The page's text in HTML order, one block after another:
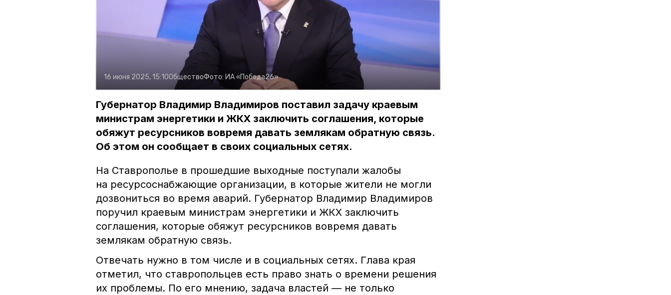
16 июня 2025, 15:10ОбществоФото: ИА «Победа26»
Губернатор Владимир Владимиров поставил задачу краевым
министрам энергетики и ЖКХ заключить соглашения, которые
обяжут ресурсников вовремя давать землякам обратную связь.
Об этом он сообщает в своих социальных сетях.
На Ставрополье в прошедшие выходные поступали жалобы
на ресурсоснабжающие организации, в которые жители не могли
дозвониться во время аварий. Губернатор Владимир Владимиров
поручил краевым министрам энергетики и ЖКХ заключить
соглашения, которые обяжут ресурсников вовремя давать
землякам обратную связь.
Отвечать нужно в том числе и в социальных сетях. Глава края
отметил, что ставропольцев есть право знать о времени решения
их проблемы. По его мнению, задача властей — не только